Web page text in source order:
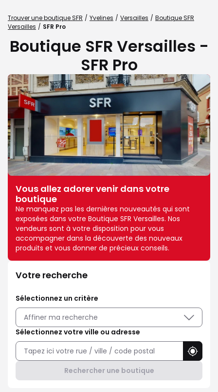
Trouver une boutique SFR Yvelines Versailles
Boutique SFR
Versailles
SFR Pro
Boutique SFR Versailles -
SFR Pro
Vous allez adorer venir dans votre
boutique
Ne manquez pas les dernières nouveautés qui sont
exposées dans votre Boutique SFR Versailles. Nos
vendeurs sont à votre disposition pour vous
accompagner dans la découverte des nouveaux
produits et vous donner de précieux conseils.
Votre recherche
Sélectionnez un critère
Affiner ma recherche
Sélectionnez votre ville ou adresse
Rechercher une boutique